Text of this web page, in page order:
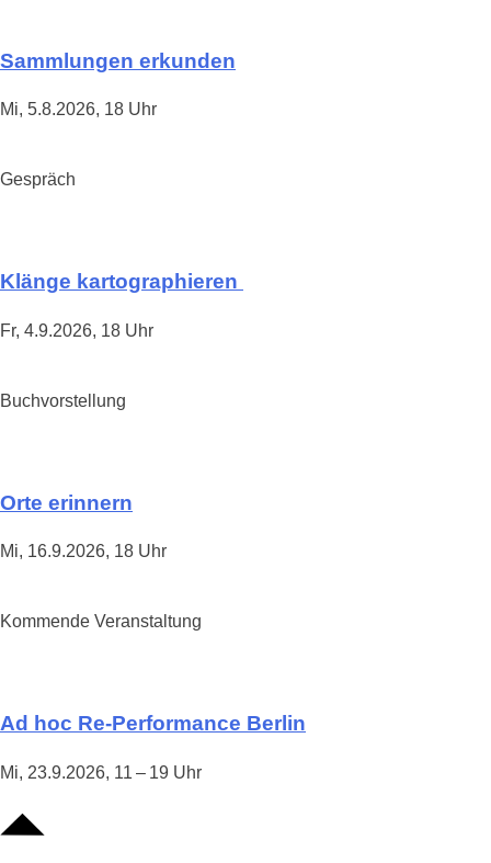
Sammlungen erkunden
Mi, 5.8.2026, 18 Uhr
Gespräch
Klänge kartographieren
Fr, 4.9.2026, 18 Uhr
Buchvorstellung
Orte erinnern
Mi, 16.9.2026, 18 Uhr
Kommende Veranstaltung
Ad hoc Re-Performance Berlin
Mi, 23.9.2026, 11 – 19 Uhr